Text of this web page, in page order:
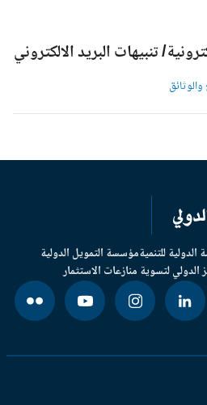
تنبيهات البريد الالكتروني
للتنميةمؤسسة التمويل الدولية
لتسوية منازعات الاستثمار